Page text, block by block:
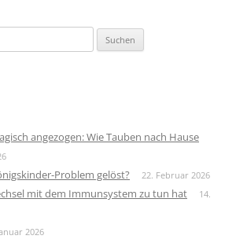
angezogen: Wie Tauben nach Hause
Problem gelöst? 22. Februar 2026
mit dem Immunsystem zu tun hat
14.
2026